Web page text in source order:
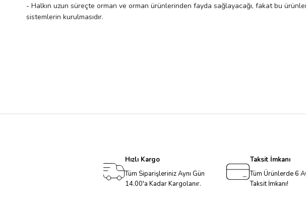
- Halkın uzun süreçte orman ve orman ürünlerinden fayda sağlayacağı, fakat bu
sistemlerin kurulmasıdır.
Hızlı Kargo
Tüm Siparişleriniz Aynı Gün
14.00'a Kadar Kargolanır.
Taksit İmkanı
Tüm Ürünlerde 6
Taksit İmkanı!